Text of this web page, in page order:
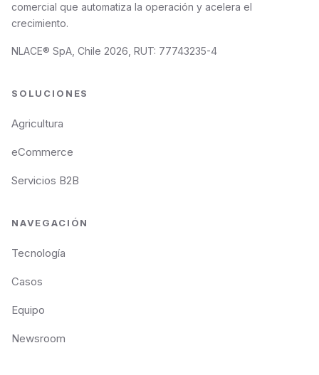
comercial que automatiza la operación y acelera el
crecimiento.
NLACE® SpA, Chile 2026, RUT: 77743235-4
SOLUCIONES
Agricultura
eCommerce
Servicios B2B
NAVEGACIÓN
Tecnología
Casos
Equipo
Newsroom